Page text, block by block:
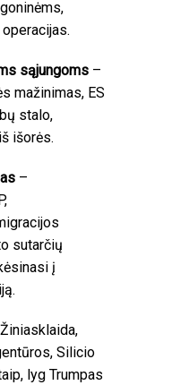
sąjungoms –
mažinimas, ES
stalo,
išorės.
–
sutarčių
į
Silicio
lyg Trumpas